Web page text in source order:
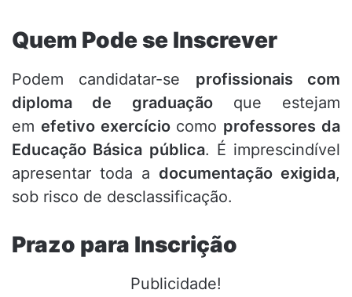
Quem Pode se Inscrever
Podem candidatar-se profissionais com
diploma de graduaçãoque estejam
em efetivo exercíciocomo professores da
Educação Básica pública. É imprescindível
apresentar toda a documentação exigida,
sob risco de desclassificação.
Prazo para Inscrição
Publicidade!